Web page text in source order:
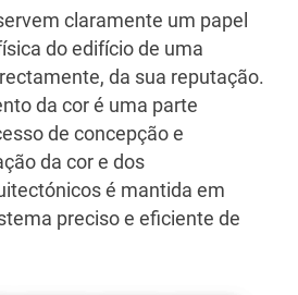
claramente um papel
do edifício de uma
da sua reputação.
da cor é uma parte
de concepção e
da cor e dos
é mantida em
preciso e eficiente de